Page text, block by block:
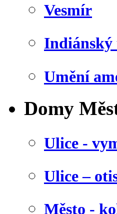
Vesmír
Indiánský
Umění
Domy
Ulice -
Ulice –
Město -